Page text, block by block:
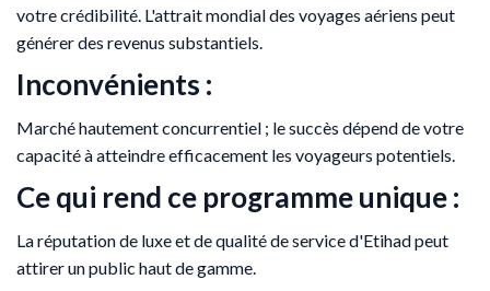
votre crédibilité. L'attrait mondial des voyages aériens peut
générer des revenus substantiels.
Inconvénients :
Marché hautement concurrentiel ; le succès dépend de votre
capacité à atteindre efficacement les voyageurs potentiels.
Ce qui rend ce programme unique :
La réputation de luxe et de qualité de service d'Etihad peut
attirer un public haut de gamme.